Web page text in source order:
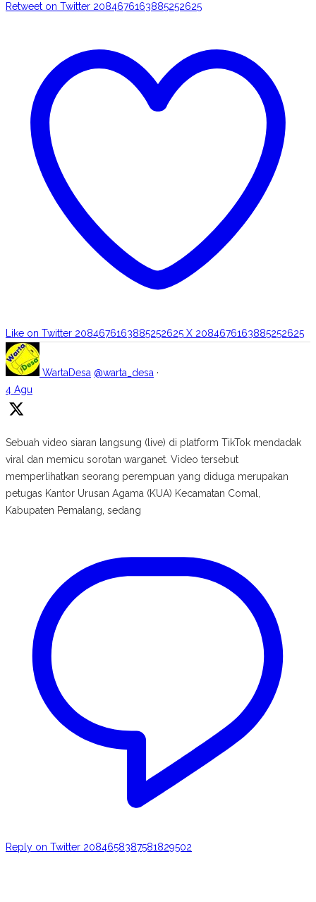
Retweet on Twitter 2084676163885252625
Like on Twitter 2084676163885252625 X 2084676163885252625
WartaDesa @warta_desa ·
4 Agu
Sebuah video siaran langsung (live) di platform TikTok mendadak
viral dan memicu sorotan warganet. Video tersebut
memperlihatkan seorang perempuan yang diduga merupakan
petugas Kantor Urusan Agama (KUA) Kecamatan Comal,
Kabupaten Pemalang, sedang
Reply on Twitter 2084658387581829502